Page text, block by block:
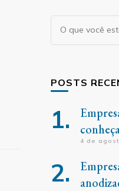
Procurando
algo?
POSTS
4 de